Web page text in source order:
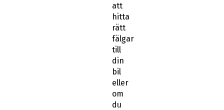
att
hitta
rätt
fälgar
till
din
bil
eller
om
du